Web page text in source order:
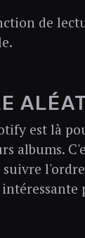
de
est là
albums.